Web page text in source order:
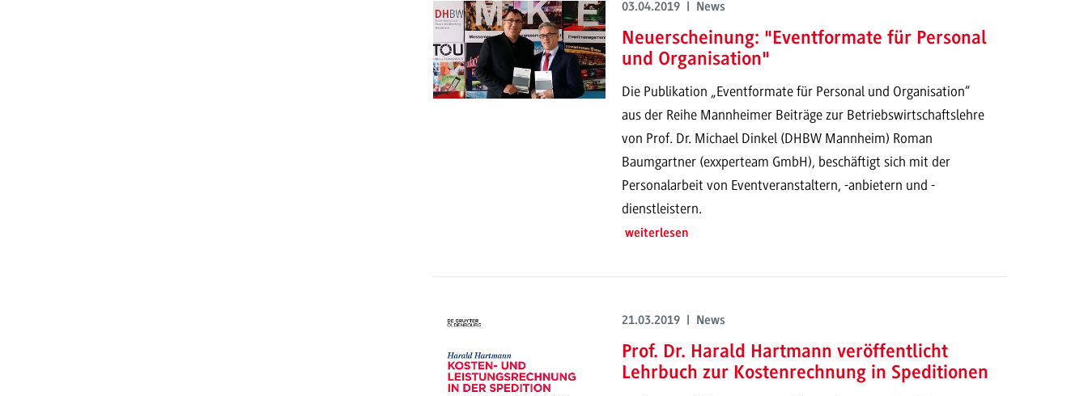
03.04.2019 | News
Neuerscheinung: "Eventformate für Personal
und Organisation"
Die Publikation „Eventformate für Personal und Organisation“
aus der Reihe Mannheimer Beiträge zur Betriebswirtschaftslehre
von Prof. Dr. Michael Dinkel (DHBW Mannheim) Roman
Baumgartner (exxperteam GmbH), beschäftigt sich mit der
Personalarbeit von Eventveranstaltern, -anbietern und -
dienstleistern.
weiterlesen
21.03.2019 | News
Prof. Dr. Harald Hartmann veröffentlicht
Lehrbuch zur Kostenrechnung in Speditionen